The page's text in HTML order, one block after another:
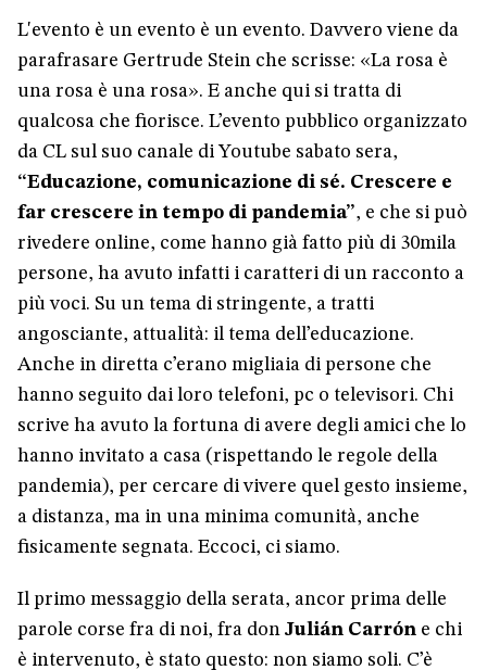
L'evento è un evento è un evento. Davvero viene da
parafrasare Gertrude Stein che scrisse: «La rosa è
una rosa è una rosa». E anche qui si tratta di
qualcosa che fiorisce. L’evento pubblico organizzato
da CL sul suo canale di Youtube sabato sera,
“Educazione, comunicazione di sé. Crescere e
far crescere in tempo di pandemia”, e che si può
rivedere online, come hanno già fatto più di 30mila
persone, ha avuto infatti i caratteri di un racconto a
più voci. Su un tema di stringente, a tratti
angosciante, attualità: il tema dell’educazione.
Anche in diretta c’erano migliaia di persone che
hanno seguito dai loro telefoni, pc o televisori. Chi
scrive ha avuto la fortuna di avere degli amici che lo
hanno invitato a casa (rispettando le regole della
pandemia), per cercare di vivere quel gesto insieme,
a distanza, ma in una minima comunità, anche
fisicamente segnata. Eccoci, ci siamo.
Il primo messaggio della serata, ancor prima delle
parole corse fra di noi, fra don Julián Carrón e chi
è intervenuto, è stato questo: non siamo soli. C’è